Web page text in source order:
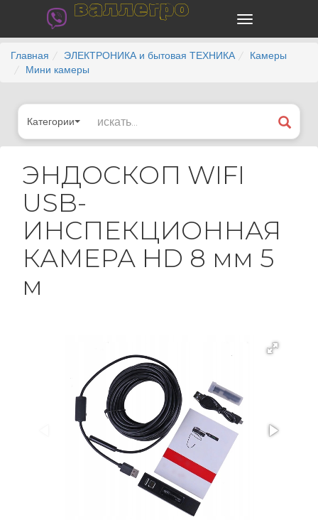
валлегро
Главная ЭЛЕКТРОНИКА и бытовая ТЕХНИКА
Камеры
Мини камеры
Категории
ЭНДОСКОП WIFI
USB-
ИНСПЕКЦИОННАЯ
КАМЕРА HD 8 мм 5
м